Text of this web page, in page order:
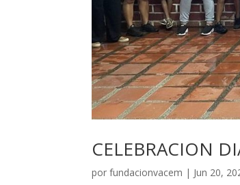
CELEBRACION
porfundacionvacem | Jun 20,